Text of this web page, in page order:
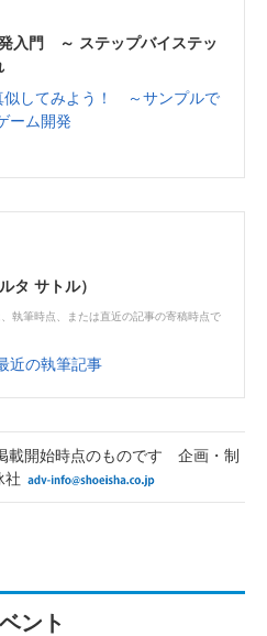
入門 ～ ステップバイステッ
似してみよう！ ～サンプルで
ーム開発
タ サトル）
執筆時点、または直近の記事の寄稿時点で
近の執筆記事
載開始時点のものです 企画・制
ント